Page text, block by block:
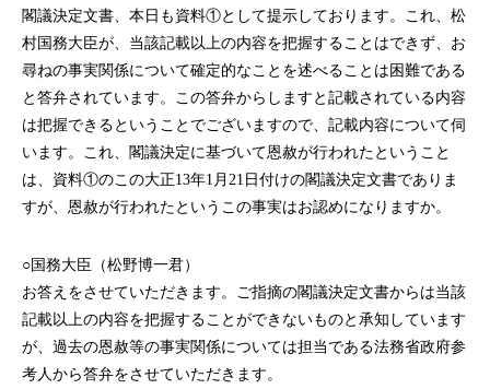
閣議決定文書、本日も資料①として提示しております。これ、松
村国務大臣が、当該記載以上の内容を把握することはできず、お
尋ねの事実関係について確定的なことを述べることは困難である
と答弁されています。この答弁からしますと記載されている内容
は把握できるということでございますので、記載内容について伺
います。これ、閣議決定に基づいて恩赦が行われたということ
は、資料①のこの大正13年1月21日付けの閣議決定文書でありま
すが、恩赦が行われたというこの事実はお認めになりますか。
○国務大臣（松野博一君）
お答えをさせていただきます。ご指摘の閣議決定文書からは当該
記載以上の内容を把握することができないものと承知しています
が、過去の恩赦等の事実関係については担当である法務省政府参
考人から答弁をさせていただきます。